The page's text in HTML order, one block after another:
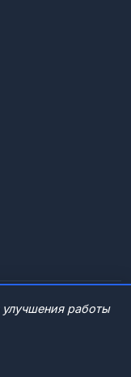
защищены. работы